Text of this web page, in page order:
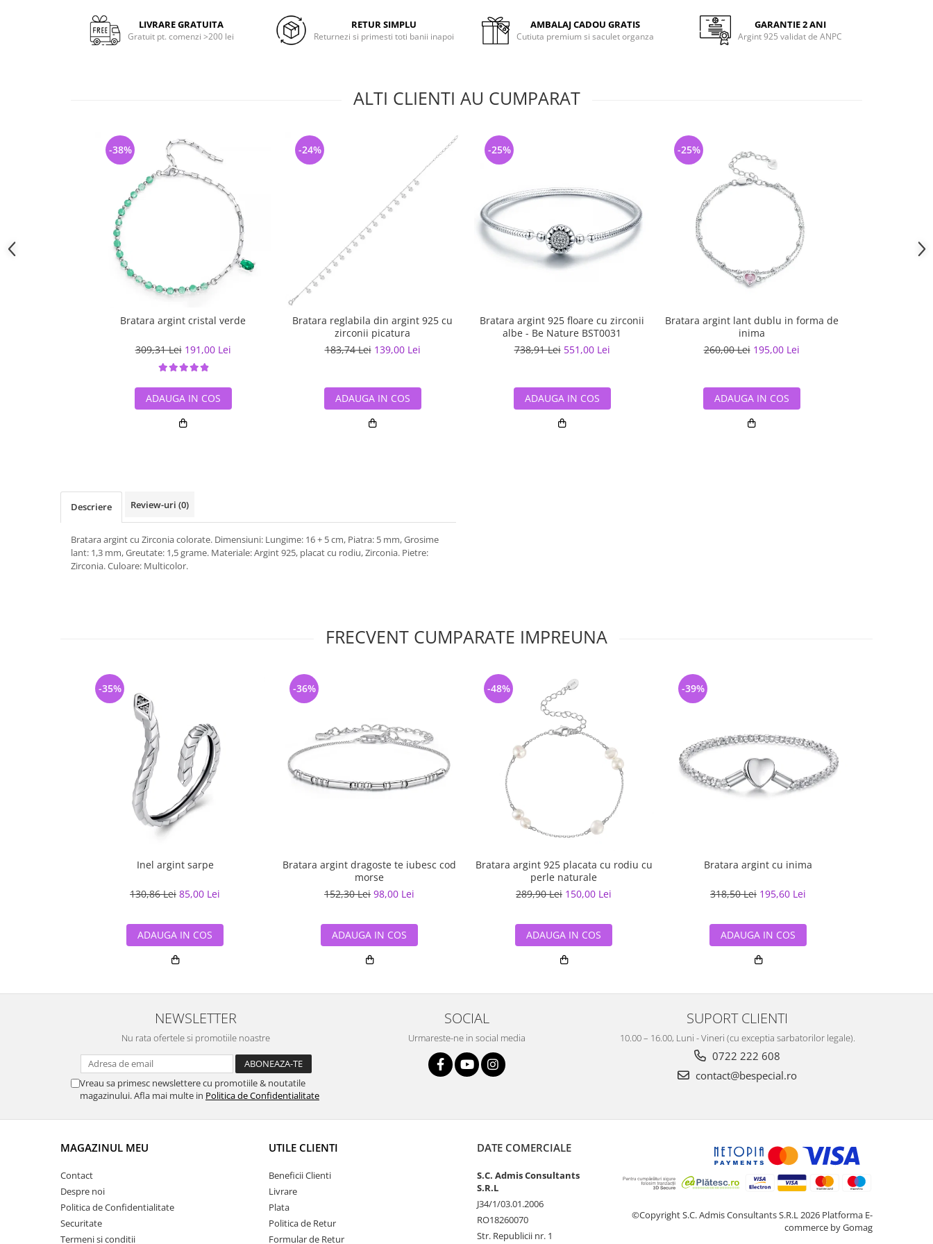
LIVRARE GRATUITA
Gratuit pt. comenzi >200 lei
RETUR SIMPLU
Returnezi si primesti toti banii inapoi
AMBALAJ CADOU GRATIS
Cutiuta premium si saculet organza
GARANTIE 2 ANI
Argint 925 validat de ANPC
ALTI CLIENTI AU CUMPARAT
Bratara argint cristal verde
309,31 Lei 191,00 Lei
-38%
ADAUGA IN COS
Bratara reglabila din argint 925 cu
zirconii picatura
183,74 Lei 139,00 Lei
-24%
ADAUGA IN COS
Bratara argint 925 floare cu zirconii
albe - Be Nature BST0031
738,91 Lei 551,00 Lei
-25%
ADAUGA IN COS
Bratara argint lant dublu in forma de
inima
260,00 Lei 195,00 Lei
-25%
ADAUGA IN COS
Descriere Review-uri (0)
Bratara argint cu Zirconia colorate. Dimensiuni: Lungime: 16 + 5 cm, Piatra: 5 mm, Grosime
lant: 1,3 mm, Greutate: 1,5 grame. Materiale: Argint 925, placat cu rodiu, Zirconia. Pietre:
Zirconia. Culoare: Multicolor.
FRECVENT CUMPARATE IMPREUNA
Inel argint sarpe
130,86 Lei 85,00 Lei
-35%
ADAUGA IN COS
Bratara argint dragoste te iubesc cod
morse
152,30 Lei 98,00 Lei
-36%
ADAUGA IN COS
Bratara argint 925 placata cu rodiu cu
perle naturale
289,90 Lei 150,00 Lei
-48%
ADAUGA IN COS
Bratara argint cu inima
318,50 Lei 195,60 Lei
-39%
ADAUGA IN COS
NEWSLETTER
Nu rata ofertele si promotiile noastre
Vreau sa primesc newslettere cu promotiile & noutatile
magazinului. Afla mai multe in Politica de Confidentialitate
SOCIAL
Urmareste-ne in social media
SUPORT CLIENTI
10.00 – 16.00, Luni - Vineri (cu exceptia sarbatorilor legale).
0722 222 608
contact@bespecial.ro
MAGAZINUL MEU
Contact
Despre noi
Politica de Confidentialitate
Securitate
Termeni si conditii
UTILE CLIENTI
Beneficii Clienti
Livrare
Plata
Politica de Retur
Formular de Retur
DATE COMERCIALE
S.C. Admis Consultants
S.R.L
J34/1/03.01.2006
RO18260070
Str. Republicii nr. 1
©Copyright S.C. Admis Consultants S.R.L 2026 Platforma E-
commerce by Gomag